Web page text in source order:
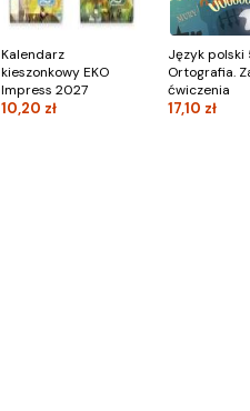
Kalendarz
kieszonkowy EKO
Impress 2027
10,20 zł
Język polski
Ortografia.
ćwiczenia
17,10 zł